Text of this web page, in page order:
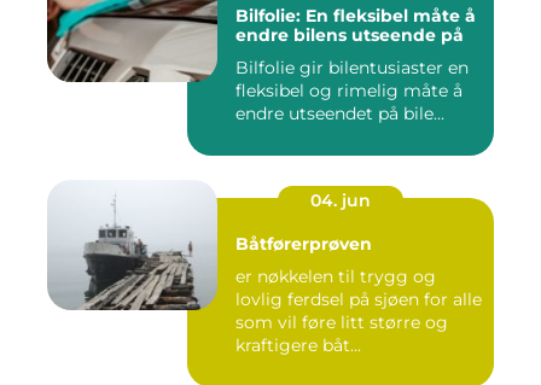
Bilfolie: En fleksibel måte å
endre bilens utseende på
Bilfolie gir bilentusiaster en
fleksibel og rimelig måte å
endre utseendet på bile...
04. jun
Båtførerprøven
er nøkkelen til trygg og
lovlig ferdsel på sjøen for alle
som vil føre litt større og
kraftigere båt...